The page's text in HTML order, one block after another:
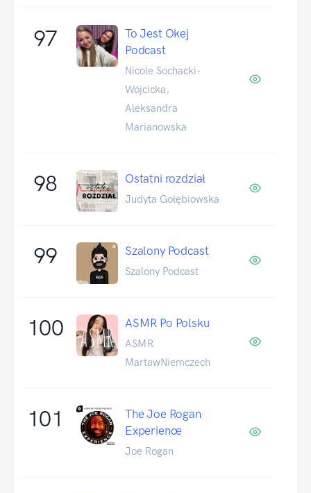
97
To Jest Okej
Podcast
Nicole Sochacki-
Wójcicka,
Aleksandra
Marianowska
98 Ostatni rozdział
Judyta Gołębiowska
99 Szalony Podcast
Szalony Podcast
100 ASMR Po Polsku
ASMR
MartawNiemczech
101
The Joe Rogan
Experience
Joe Rogan